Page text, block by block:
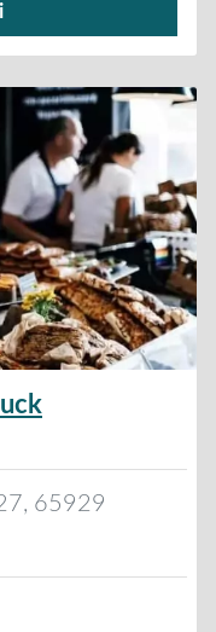
, 65929